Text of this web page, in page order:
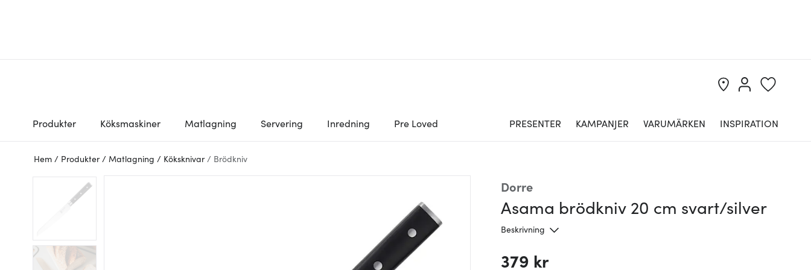
Produkter Köksmaskiner Matlagning Servering Inredning Pre Loved PRESENTER KAMPANJER VARUMÄRKEN INSPIRATION
Hem / Produkter / Matlagning / Köksknivar / Brödkniv
Dorre
Asama brödkniv 20 cm svart/silver
Beskrivning
379 kr